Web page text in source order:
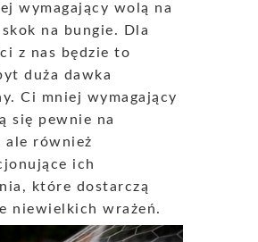
wymagający wolą na
skok na bungie. Dla
z nas będzie to
duża dawka
Ci mniej wymagający
się pewnie na
ale również
ich
które dostarczą
niewielkich wrażeń.